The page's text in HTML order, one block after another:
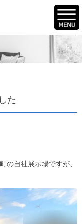
た
の自社展示場ですが、